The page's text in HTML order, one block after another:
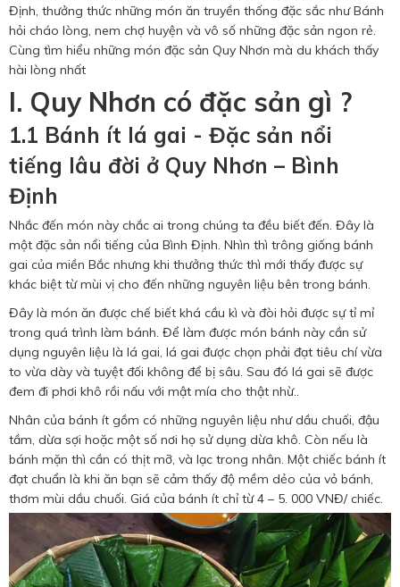
Hotine CSKH
Hotline tư vấn dịch vụ
0784 849 849
Định, thưởng thức những món ăn truyền thống đặc sắc như Bánh
hỏi cháo lòng, nem chợ huyện và vô số những đặc sản ngon rẻ.
Cùng tìm hiểu những món đặc sản Quy Nhơn mà du khách thấy
hài lòng nhất
I. Quy Nhơn có đặc sản gì ?
1.1 Bánh ít lá gai - Đặc sản nổi
tiếng lâu đời ở Quy Nhơn – Bình
Định
Nhắc đến món này chắc ai trong chúng ta đều biết đến. Đây là
một đặc sản nổi tiếng của Bình Định. Nhìn thì trông giống bánh
gai của miền Bắc nhưng khi thưởng thức thì mới thấy được sự
khác biệt từ mùi vị cho đến những nguyên liệu bên trong bánh.
Đây là món ăn được chế biết khá cầu kì và đòi hỏi được sự tỉ mỉ
trong quá trình làm bánh. Để làm được món bánh này cần sử
dụng nguyên liệu là lá gai, lá gai được chọn phải đạt tiêu chí vừa
to vừa dày và tuyệt đối không để bị sâu. Sau đó lá gai sẽ được
đem đi phơi khô rồi nấu với mật mía cho thật nhừ..
Nhân của bánh ít gồm có những nguyên liệu như dầu chuối, đậu
tầm, dừa sợi hoặc một số nơi họ sử dụng dừa khô. Còn nếu là
bánh mặn thì cần có thịt mỡ, và lạc trong nhân. Một chiếc bánh ít
đạt chuẩn là khi ăn bạn sẽ cảm thấy độ mềm dẻo của vỏ bánh,
thơm mùi dầu chuối. Giá của bánh ít chỉ từ 4 – 5. 000 VNĐ/ chiếc.